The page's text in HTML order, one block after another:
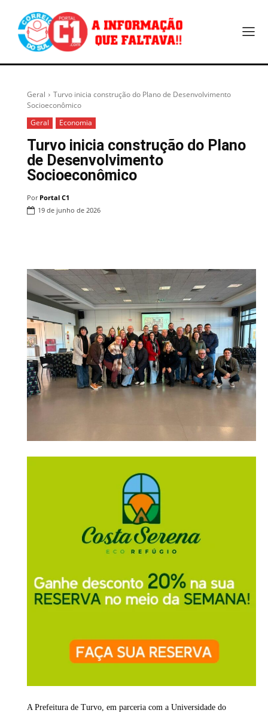
Geral
Turvo inicia construção do Plano de Desenvolvimento
Socioeconômico
Geral
Economia
Turvo inicia construção do Plano
de Desenvolvimento
Socioeconômico
Por Portal C1
19 de junho de 2026
A Prefeitura de Turvo, em parceria com a Universidade do